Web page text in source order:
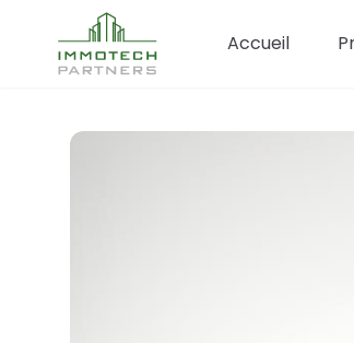
Accueil